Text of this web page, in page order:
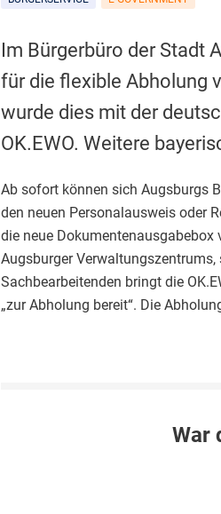
Im Bürgerbüro der Stadt
für die flexible Abholung
wurde dies mit der
OK.EWO. Weitere
Ab sofort können sich Augsburgs
den neuen Personalausweis oder
die neue Dokumentenausgabebox
Augsburger Verwaltungszentrums,
Sachbearbeitenden bringt die
„zur Abholung bereit“. Die
War